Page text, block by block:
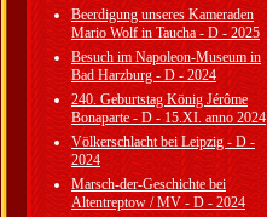
Beerdigung unseres Kameraden
Mario Wolf in Taucha - D - 2025
Besuch im Napoleon-Museum in
Bad Harzburg - D - 2024
240. Geburtstag König Jérôme
Bonaparte - D - 15.XI. anno 2024
Völkerschlacht bei Leipzig - D -
2024
Marsch-der-Geschichte bei
Altentreptow / MV - D - 2024